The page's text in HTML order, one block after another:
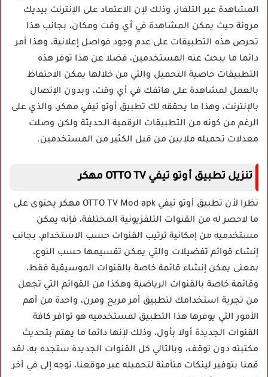
المشاهدة عبر التلفاز، وذلك لإن الاعتماد على الإنترنت بيديك
مرونة حيث يمكن المشاهدة في أي وقت ومكان، بجانب هذا
تحرص هذه التطبيقات على عدم وجود فواصل إعلانية، وهذا أمر
دائما ما يبحث عنه المستخدمين، فضلا عن هذا توفر هذه
التطبيقات خاصية التحميل والتي من خلالها يمكن الاحتفاظ
بالعمل لمشاهدة على هاتفك في أي وقت، وبدون الإتصال
بالإنترنت، وهذا ما يحققه لك تطبيق أوتو تيفي مهكر، والذي على
الرغم من كونه من التطبيقات الرقمية الحديثة ولكن وصلت
معدلات تحميله ملايين من قبل الكثير من المستخدمين.
تنزيل تطبيق أوتو تيفي OTTO TV مهكر
نظرا لأن تطبيق أوتو تيفي OTTO TV Mod apk مهكر يحتوى على
ما لاحصر له من القنوات التلفزيونية المختلفة، فإنه يمكن
مستخدميه من إمكانية ترتيب القنوات حسب الاستخدام، بجانب
إنشاء قوائم تفضيلات والتي يمكن تقسيمها حسب النوع،
بمعنى يمكن إنشاء قائمة خاصة بالقنوات الموسيقية فقط،
وقائمة خاصة بالقنوات الرياضية وهكذا من القوائم التي تجعل
من تجربة استخدامك لتطبيق أمر مريح ومرن، واحدة من أهم
الأمور التي يوفرها هذا التطبيق لمستخدميه هو توافر كافة
القنوات الجديدة أولا بأول، وذلك لإنها دائما ما يهتم بتحديث
مكتبته دون توقف، وبالتالي كل القنوات الجديدة ستجده به، لقد
قمنا بتوفير لينكات متأمنة لتحميله عبر موقعنا، توجه إلى في آخر